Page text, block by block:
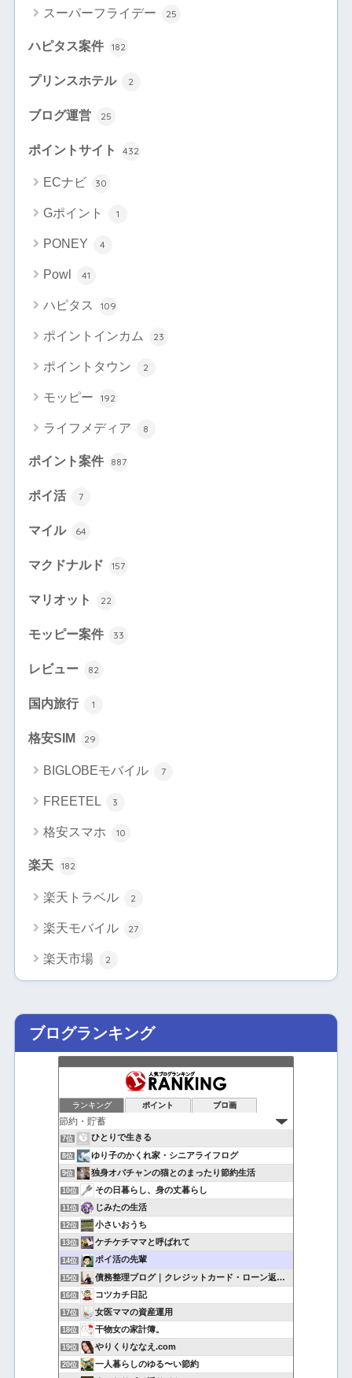
スーパーフライデー 25
ハピタス案件 182
プリンスホテル 2
ブログ運営 25
ポイントサイト 432
ECナビ 30
Gポイント 1
PONEY 4
Powl 41
ハピタス 109
ポイントインカム 23
ポイントタウン 2
モッピー 192
ライフメディア 8
ポイント案件 887
ポイ活 7
マイル 64
マクドナルド 157
マリオット 22
モッピー案件 33
レビュー 82
国内旅行 1
格安SIM 29
BIGLOBEモバイル 7
FREETEL 3
格安スマホ 10
楽天 182
楽天トラベル 2
楽天モバイル 27
楽天市場 2
ブログランキング
ランキング ポイント ブロ画
7位 ひとりで生きる
8位 ゆり子のかくれ家・シニアライフログ
9位 独身オバチャンの猫とのまったり節約生活
10位 その日暮らし、身の丈暮らし
11位 じみたの生活
12位 小さいおうち
13位 ケチケチママと呼ばれて
14位 ポイ活の先輩
15位 債務整理ブログ｜クレジットカード・ローン返済で悩んでいる方へ
16位 コツカチ日記
17位 女医ママの資産運用
18位 干物女の家計簿。
19位 やりくりななえ.com
20位
一人暮らしのゆる〜い節約